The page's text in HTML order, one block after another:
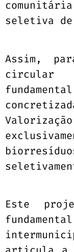
seletiva
Assim,
circular
Este